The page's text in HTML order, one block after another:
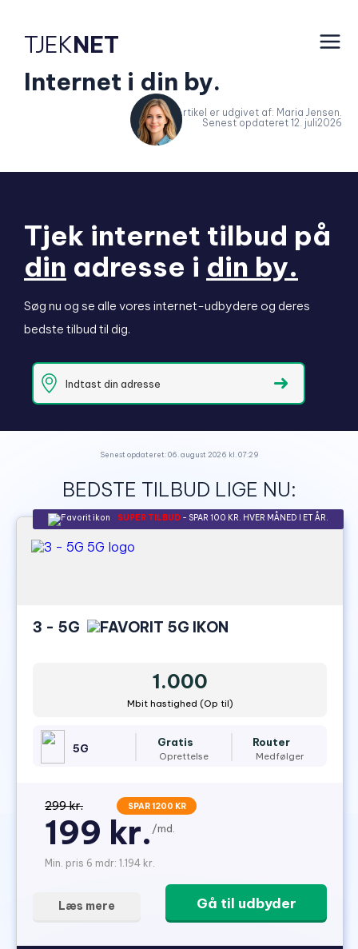
TJEKNET
Internet i din by.
Artikel er udgivet af: Maria Jensen.
Senest opdateret 12. juli2026
Tjek internet tilbud på
din adresse i din by.
Søg nu og se alle vores internet-udbydere og deres
bedste tilbud til dig.
Senest opdateret: 06. august 2026 kl. 07:29
BEDSTE TILBUD LIGE NU:
SUPER TILBUD - SPAR 100 KR. HVER MÅNED I ET ÅR.
3 - 5G
1.000
Mbit hastighed (Op til)
5G Gratis
Oprettelse
Router
Medfølger
299 kr. SPAR 1200 KR
199 kr. /md.
Min. pris 6 mdr: 1.194 kr.
Gå til udbyder
Læs mere